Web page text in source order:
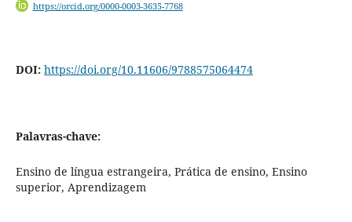
https://orcid.org/0000-0003-3635-7768
DOI: https://doi.org/10.11606/9788575064474
Palavras-chave:
Ensino de língua estrangeira, Prática de ensino, Ensino
superior, Aprendizagem